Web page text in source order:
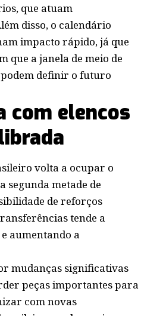
que atuam
disso, o calendário
impacto rápido, já que
que a janela de meio de
podem definir o futuro
com elencos
volta a ocupar o
segunda metade de
de reforços
tende a
aumentando a
mudanças significativas
peças importantes para
com novas